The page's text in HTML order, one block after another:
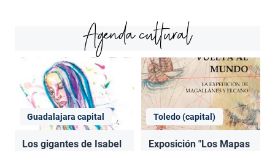
Agenda cultural
Guadalajara capital
Los gigantes de Isabel
Toledo (capital)
Exposición "Los Mapas